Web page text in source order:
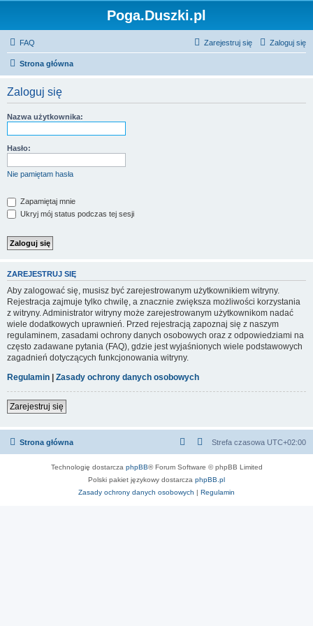
Poga.Duszki.pl
FAQ Zaloguj się
Zarejestruj się
Strona główna
Zaloguj się
Nazwa użytkownika:
Hasło:
Nie pamiętam hasła
Zapamiętaj mnie
Ukryj mój status podczas tej sesji
ZAREJESTRUJ SIĘ
Aby zalogować się, musisz być zarejestrowanym użytkownikiem witryny.
Rejestracja zajmuje tylko chwilę, a znacznie zwiększa możliwości korzystania
z witryny. Administrator witryny może zarejestrowanym użytkownikom nadać
wiele dodatkowych uprawnień. Przed rejestracją zapoznaj się z naszym
regulaminem, zasadami ochrony danych osobowych oraz z odpowiedziami na
często zadawane pytania (FAQ), gdzie jest wyjaśnionych wiele podstawowych
zagadnień dotyczących funkcjonowania witryny.
Regulamin | Zasady ochrony danych osobowych
Zarejestruj się
Strona główna Strefa czasowa UTC+02:00
Technologię dostarcza phpBB® Forum Software © phpBB Limited
Polski pakiet językowy dostarcza phpBB.pl
Zasady ochrony danych osobowych | Regulamin